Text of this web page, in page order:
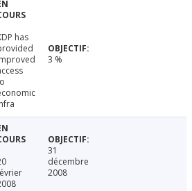
has
3 %
31
décembre
2008